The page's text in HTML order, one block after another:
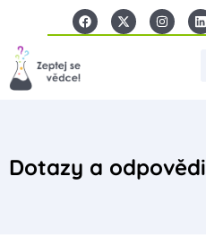
Dotazy a odpovědi